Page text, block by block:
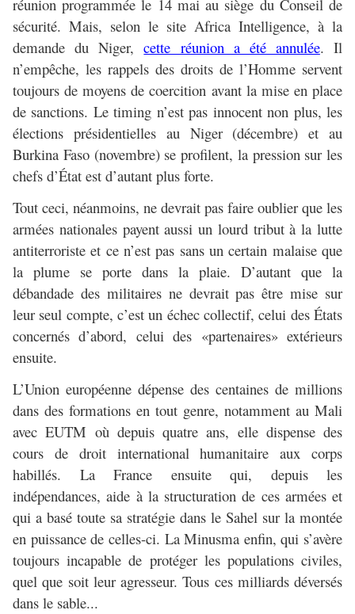
réunion programmée le 14 mai au siège du Conseil de
sécurité. Mais, selon le site Africa Intelligence, à la
demande du Niger,cette réunion a été annulée. Il
n’empêche, les rappels des droits de l’Homme servent
toujours de moyens de coercition avant la mise en place
de sanctions. Le timing n’est pas innocent non plus, les
élections présidentielles au Niger (décembre) et au
Burkina Faso (novembre) se profilent, la pression sur les
chefs d’État est d’autant plus forte.
Tout ceci, néanmoins, ne devrait pas faire oublier que les
armées nationales payent aussi un lourd tribut à la lutte
antiterroriste et ce n’est pas sans un certain malaise que
la plume se porte dans la plaie. D’autant que la
débandade des militaires ne devrait pas être mise sur
leur seul compte, c’est un échec collectif, celui des États
concernés d’abord, celui des «partenaires» extérieurs
ensuite.
L’Union européenne dépense des centaines de millions
dans des formations en tout genre, notamment au Mali
avec EUTM où depuis quatre ans, elle dispense des
cours de droit international humanitaire aux corps
habillés. La France ensuite qui, depuis les
indépendances, aide à la structuration de ces armées et
qui a basé toute sa stratégie dans le Sahel sur la montée
en puissance de celles-ci. La Minusma enfin, qui s’avère
toujours incapable de protéger les populations civiles,
quel que soit leur agresseur. Tous ces milliards déversés
dans le sable...